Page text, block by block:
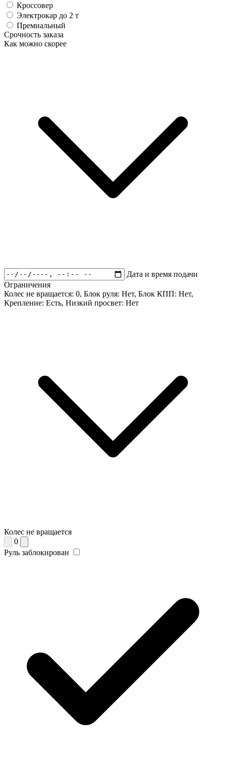
Кроссовер
Электрокар до 2 т
Премиальный
Срочность заказа
Как можно скорее
Дата и время подачи
Ограничения
Колес не вращается: 0, Блок руля: Нет, Блок КПП: Нет,
Крепление: Есть, Низкий просвет: Нет
Колес не вращается
0
Руль заблокирован